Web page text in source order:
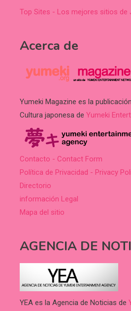
Top Sites - Los mejores sitios de
Acerca de
Yumeki Magazine es la
Cultura japonesa de Yumeki
Contacto - Contact Form
Política de Privacidad - Privacy
Directorio
información Legal
Mapa del sitio
AGENCIA DE
YEA es la Agencia de Noticias de